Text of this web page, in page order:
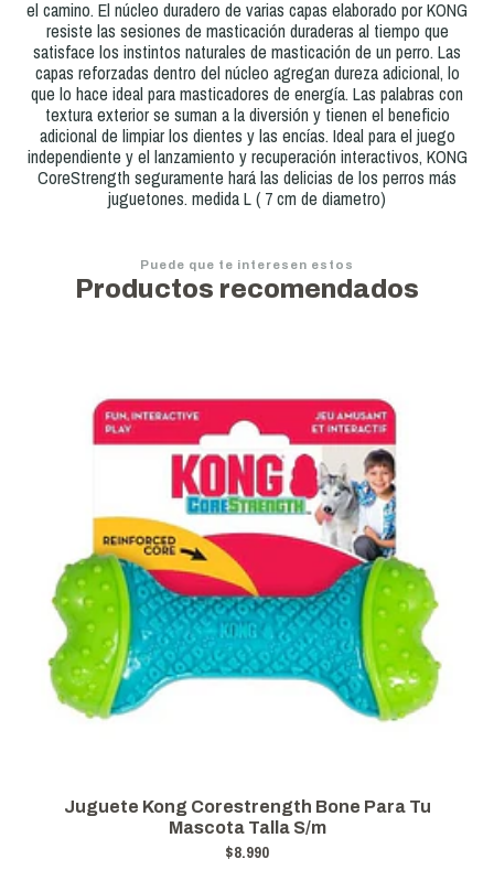
el camino. El núcleo duradero de varias capas elaborado por KONG
resiste las sesiones de masticación duraderas al tiempo que
satisface los instintos naturales de masticación de un perro. Las
capas reforzadas dentro del núcleo agregan dureza adicional, lo
que lo hace ideal para masticadores de energía. Las palabras con
textura exterior se suman a la diversión y tienen el beneficio
adicional de limpiar los dientes y las encías. Ideal para el juego
independiente y el lanzamiento y recuperación interactivos, KONG
CoreStrength seguramente hará las delicias de los perros más
juguetones. medida L ( 7 cm de diametro)
Puede que te interesen estos
Productos recomendados
Juguete Kong Corestrength Bone Para Tu
Mascota Talla S/m
$8.990